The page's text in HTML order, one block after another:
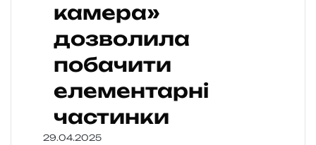
камера»
дозволила
побачити
елементарні
частинки
29.04.2025